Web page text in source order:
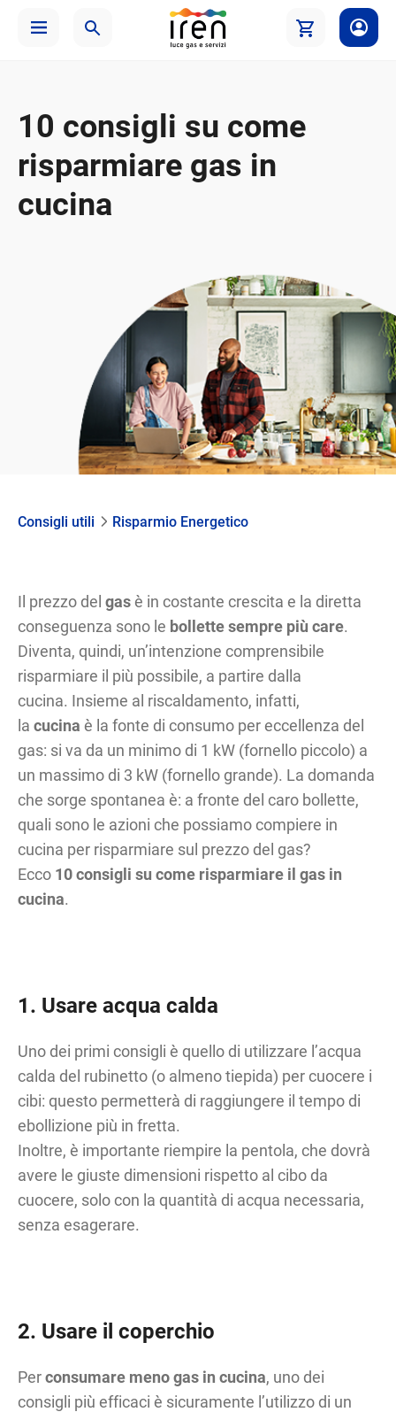
10 consigli su come
risparmiare gas in
cucina
Consigli utili Risparmio Energetico
Il prezzo delgasè in costante crescita e la diretta
conseguenza sono le bollette sempre più care.
Diventa, quindi, un’intenzione comprensibile
risparmiare il più possibile, a partire dalla
cucina. Insieme al riscaldamento, infatti,
lacucinaè la fonte di consumo per eccellenza del
gas: si va da un minimo di 1 kW (fornello piccolo) a
un massimo di 3 kW (fornello grande). La domanda
che sorge spontanea è: a fronte del caro bollette,
quali sono le azioni che possiamo compiere in
cucina per risparmiare sul prezzo del gas?
Ecco 10 consigli su come risparmiare il gas in
cucina.
1. Usare acqua calda
Uno dei primi consigli è quello di utilizzare l’acqua
calda del rubinetto (o almeno tiepida) per cuocere i
cibi: questo permetterà di raggiungere il tempo di
ebollizione più in fretta.
Inoltre, è importante riempire la pentola, che dovrà
avere le giuste dimensioni rispetto al cibo da
cuocere, solo con la quantità di acqua necessaria,
senza esagerare.
2. Usare il coperchio
Perconsumare meno gas in cucina, uno dei
consigli più efficaci è sicuramente l’utilizzo di un